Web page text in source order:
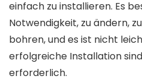
einfach zu installieren. Es
Notwendigkeit, zu ändern,
bohren, und es ist nicht
erfolgreiche Installation
erforderlich.